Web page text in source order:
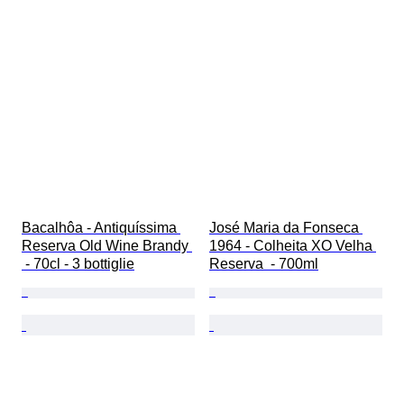
Bacalhôa - Antiquíssima
Reserva Old Wine Brandy
- 70cl - 3 bottiglie
José Maria da Fonseca
1964 - Colheita XO Velha
Reserva  - 700ml